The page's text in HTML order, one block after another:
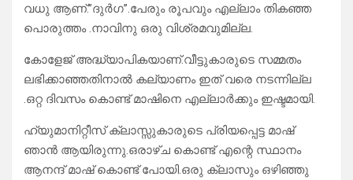
വധു ആണ്.”ദുർഗ”.പേരും രൂപവും എല്ലാം തികഞ്ഞ
പൊരുത്തം .നാവിനു ഒരു വിശ്രമവുമില്ല.
കോളേജ് അദ്ധ്യാപികയാണ്.വീട്ടുകാരുടെ സമ്മതം
ലഭിക്കാഞ്ഞതിനാൽ കല്യാണം ഇത് വരെ നടന്നില്ല
.ഒറ്റ ദിവസം കൊണ്ട് മാഷിനെ എല്ലാർക്കും ഇഷ്ടമായി.
ഹ്യുമാനിറ്റീസ് ക്ലാസ്സുകാരുടെ പ്രിയപ്പെട്ട മാഷ്
ഞാൻ ആയിരുന്നു.ഒരാഴ്ച കൊണ്ട് എന്റെ സ്ഥാനം
ആനന്ദ് മാഷ് കൊണ്ട് പോയി.ഒരു ക്ലാസും ഒഴിഞ്ഞു